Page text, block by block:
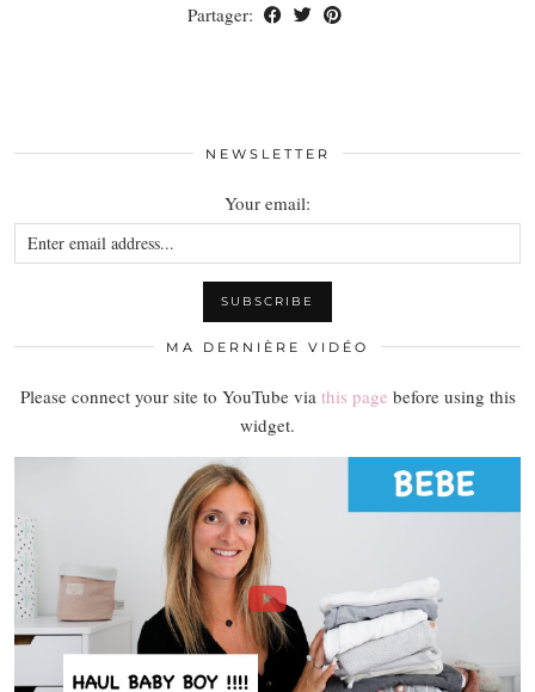
Partager:
NEWSLETTER
Your email:
MA DERNIÈRE VIDÉO
Please connect your site to YouTube via this page before using this
widget.